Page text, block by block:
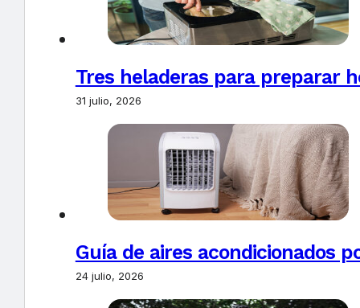
Tres heladeras para preparar
31 julio, 2026
Guía de aires acondicionados
24 julio, 2026